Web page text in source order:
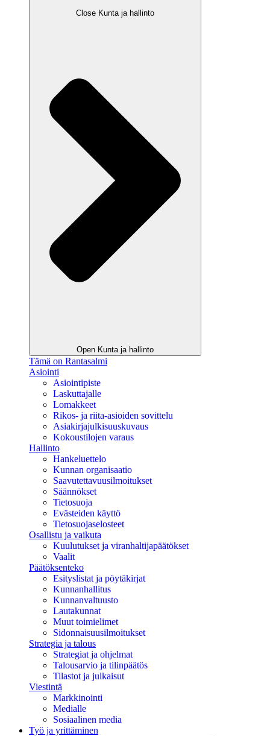
Close Kunta ja hallinto
Open Kunta ja hallinto
Tämä on Rantasalmi
Asiointi
Asiointipiste
Laskuttajalle
Lomakkeet
Rikos- ja riita-asioiden sovittelu
Asiakirjajulkisuuskuvaus
Kokoustilojen varaus
Hallinto
Hankeluettelo
Kunnan organisaatio
Saavutettavuusilmoitukset
Säännökset
Tietosuoja
Evästeiden käyttö
Tietosuojaselosteet
Osallistu ja vaikuta
Kuulutukset ja viranhaltijapäätökset
Vaalit
Päätöksenteko
Esityslistat ja pöytäkirjat
Kunnanhallitus
Kunnanvaltuusto
Lautakunnat
Muut toimielimet
Sidonnaisuusilmoitukset
Strategia ja talous
Strategiat ja ohjelmat
Talousarvio ja tilinpäätös
Tilastot ja julkaisut
Viestintä
Markkinointi
Medialle
Sosiaalinen media
Työ ja yrittäminen